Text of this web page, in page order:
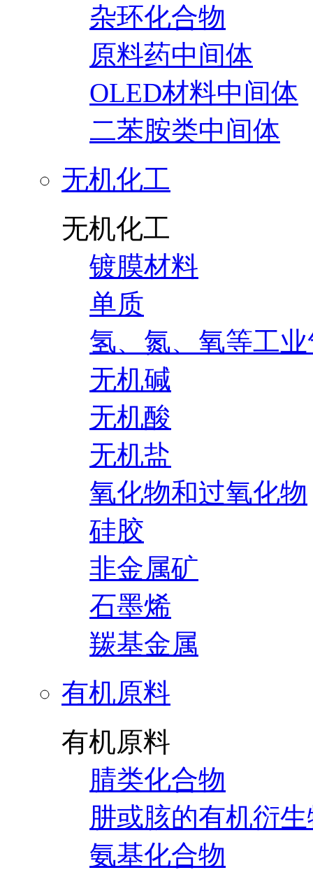
杂环化合物
原料药中间体
OLED材料中间体
二苯胺类中间体
无机化工
无机化工
镀膜材料
单质
氢、氮、氧等工
无机碱
无机酸
无机盐
氧化物和过氧化物
硅胶
非金属矿
石墨烯
羰基金属
有机原料
有机原料
腈类化合物
肼或胲的有机衍
氨基化合物